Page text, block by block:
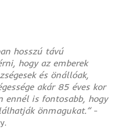
hosszú távú
hogy az emberek
és önállóak,
akár 85 éves kor
is fontosabb, hogy
önmagukat.”-